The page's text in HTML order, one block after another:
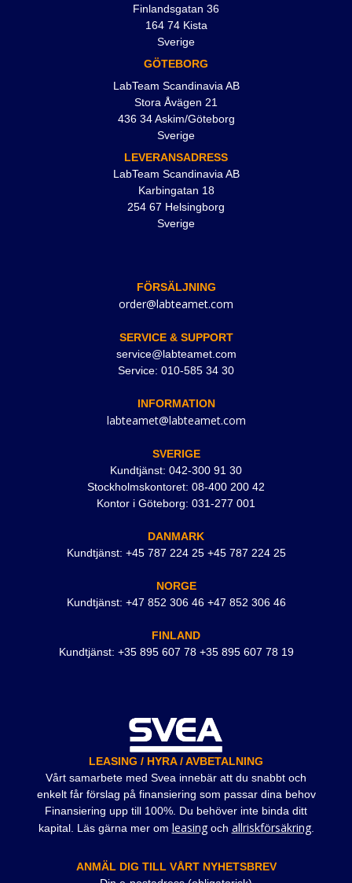
Finlandsgatan 36
164 74 Kista
Sverige
GÖTEBORG
LabTeam Scandinavia AB
Stora Åvägen 21
436 34 Askim/Göteborg
Sverige
LEVERANSADRESS
LabTeam Scandinavia AB
Karbingatan 18
254 67 Helsingborg
Sverige
FÖRSÄLJNING
order@labteamet.com
SERVICE & SUPPORT
service@labteamet.com
Service: 010-585 34 30
INFORMATION
labteamet@labteamet.com
SVERIGE
Kundtjänst: 042-300 91 30
Stockholmskontoret: 08-400 200 42
Kontor i Göteborg: 031-277 001
DANMARK
Kundtjänst: +45 787 224 25 +45 787 224 25
NORGE
Kundtjänst: +47 852 306 46 +47 852 306 46
FINLAND
Kundtjänst: +35 895 607 78 +35 895 607 78 19
LEASING / HYRA / AVBETALNING
Vårt samarbete med Svea innebär att du snabbt och
enkelt får förslag på finansiering som passar dina behov
Finansiering upp till 100%. Du behöver inte binda ditt
kapital. Läs gärna mer om leasingoch allriskförsäkring.
ANMÄL DIG TILL VÅRT NYHETSBREV